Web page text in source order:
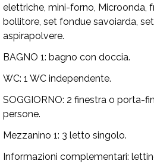
elettriche, mini-forno, Microonda,
bollitore, set fondue savoiarda,
aspirapolvere.
BAGNO 1: bagno con doccia.
WC: 1 WC independente.
SOGGIORNO: 2 finestra o porta-
persone.
Mezzanino 1: 3 letto singolo.
Informazioni complementari: